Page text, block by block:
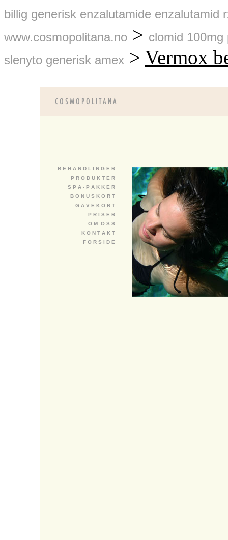
billig generisk enzalutamide enzalutamid
www.cosmopolitana.no > clomid 100mg
slenyto generisk amex > Vermox
B E H A N D L I N G E R
P R O D U K T E R
S P A - P A K K E R
B O N U S K O R T
G A V E K O R T
P R I S E R
O M O S S
K O N T A K T
F O R S I D E